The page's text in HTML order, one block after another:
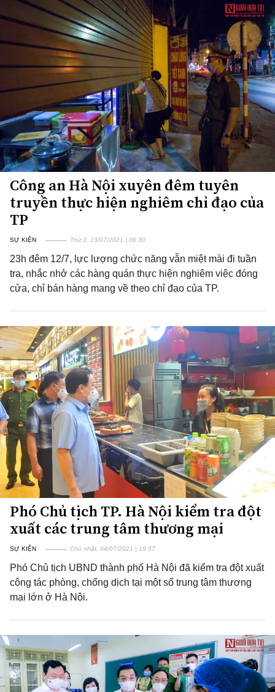
Công an Hà Nội xuyên đêm tuyên
truyền thực hiện nghiêm chỉ đạo của
TP
SỰ KIỆN Thứ 3, 13/07/2021 | 06:30
23h đêm 12/7, lực lượng chức năng vẫn miệt mài đi tuần
tra, nhắc nhở các hàng quán thực hiện nghiêm việc đóng
cửa, chỉ bán hàng mang về theo chỉ đạo của TP.
Phó Chủ tịch TP. Hà Nội kiểm tra đột
xuất các trung tâm thương mại
SỰ KIỆN Chủ nhật, 04/07/2021 | 19:57
Phó Chủ tịch UBND thành phố Hà Nội đã kiểm tra đột xuất
công tác phòng, chống dịch tại một số trung tâm thương
mại lớn ở Hà Nội.